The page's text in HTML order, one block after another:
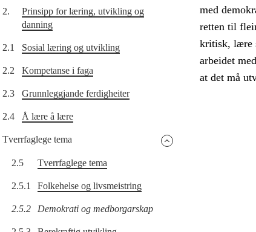
2.
Prinsipp for læring, utvikling og
danning
2.1 Sosial læring og utvikling
2.2 Kompetanse i faga
2.3 Grunnleggjande ferdigheiter
2.4 Å lære å lære
Tverrfaglege tema
2.5 Tverrfaglege tema
2.5.1 Folkehelse og livsmeistring
2.5.2 Demokrati og medborgarskap
med
retten til
kritisk, lære
arbeidet
at det må